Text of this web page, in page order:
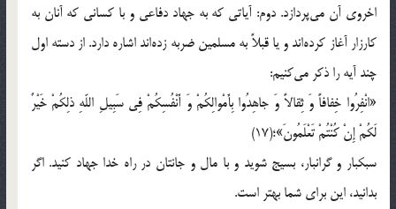
اخروی آن می‌پردازد. دوم: آیاتی که به جهاد دفاعی و با کسانی که آنان به
کارزار آغاز کرده‌اند و یا قبلاً به مسلمین ضربه زده‌اند اشاره دارد. از دسته اول
چند آیه را ذکر می‌کنیم:
«انْفِرُوا خِفافاً وَ ثِقالاً وَ جاهِدُوا بِأَمْوالِکُمْ وَ أَنْفُسِکُمْ فِی سَبِیلِ اللّهِ ذلِکُمْ خَیْرٌ
لَکُمْ إِنْ کُنْتُمْ تَعْلَمُونَ»؛(17)
سبکبار و گرانبار، بسیج شوید و با مال و جانتان در راه خدا جهاد کنید. اگر
بدانید، این برای شما بهتر است.